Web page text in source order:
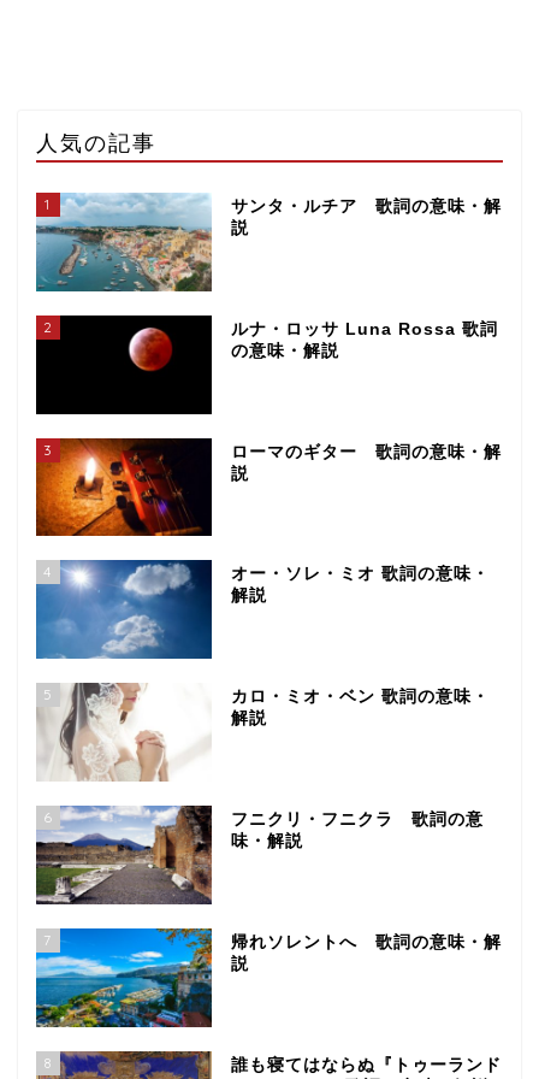
人気の記事
1
サンタ・ルチア 歌詞の意味・解
説
2
ルナ・ロッサ Luna Rossa 歌詞
の意味・解説
3
ローマのギター 歌詞の意味・解
説
4
オー・ソレ・ミオ 歌詞の意味・
解説
5
カロ・ミオ・ベン 歌詞の意味・
解説
6
フニクリ・フニクラ 歌詞の意
味・解説
7
帰れソレントへ 歌詞の意味・解
説
8
誰も寝てはならぬ『トゥーランド